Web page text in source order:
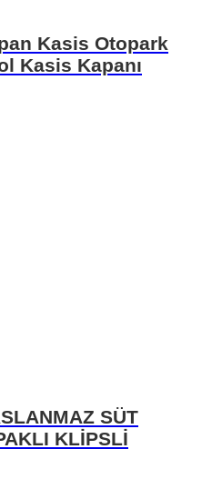
Kasis Otopark
Kasis Kapanı
SÜT
KLİPSLİ